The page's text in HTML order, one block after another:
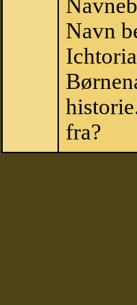
Navn
fra?